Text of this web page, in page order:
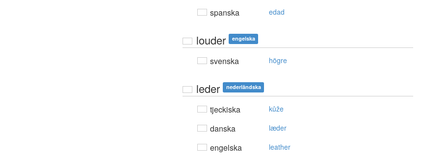
spanska edad
louder engelska
svenska högre
leder nederländska
tjeckiska kůže
danska læder
engelska leather